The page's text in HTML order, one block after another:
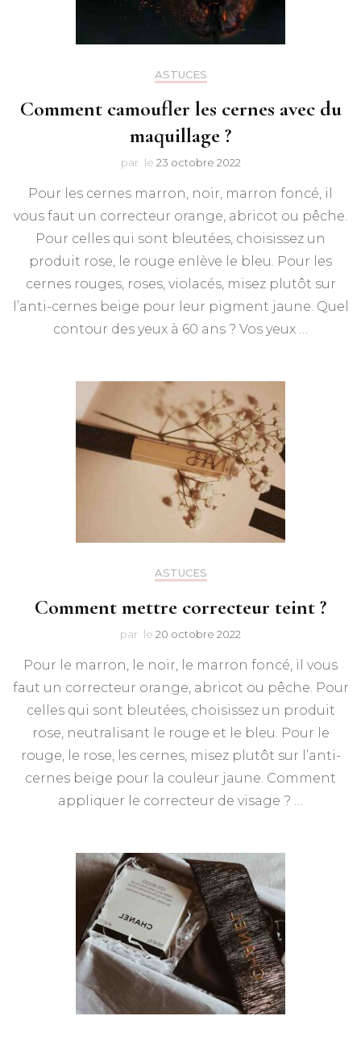
ASTUCES
Comment camoufler les cernes avec du
maquillage ?
par le 23 octobre 2022
Pour les cernes marron, noir, marron foncé, il
vous faut un correcteur orange, abricot ou pêche.
Pour celles qui sont bleutées, choisissez un
produit rose, le rouge enlève le bleu. Pour les
cernes rouges, roses, violacés, misez plutôt sur
l’anti-cernes beige pour leur pigment jaune. Quel
contour des yeux à 60 ans ? Vos yeux …
ASTUCES
Comment mettre correcteur teint ?
par le 20 octobre 2022
Pour le marron, le noir, le marron foncé, il vous
faut un correcteur orange, abricot ou pêche. Pour
celles qui sont bleutées, choisissez un produit
rose, neutralisant le rouge et le bleu. Pour le
rouge, le rose, les cernes, misez plutôt sur l’anti-
cernes beige pour la couleur jaune. Comment
appliquer le correcteur de visage ? …